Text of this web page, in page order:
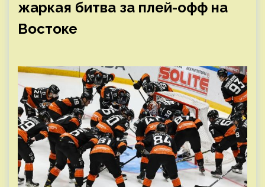
жаркая битва за плей-офф на
Востоке